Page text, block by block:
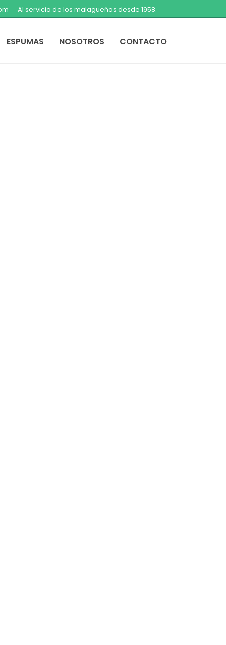
Al servicio de los malagueños desde 1958.
ESPUMAS NOSOTROS CONTACTO